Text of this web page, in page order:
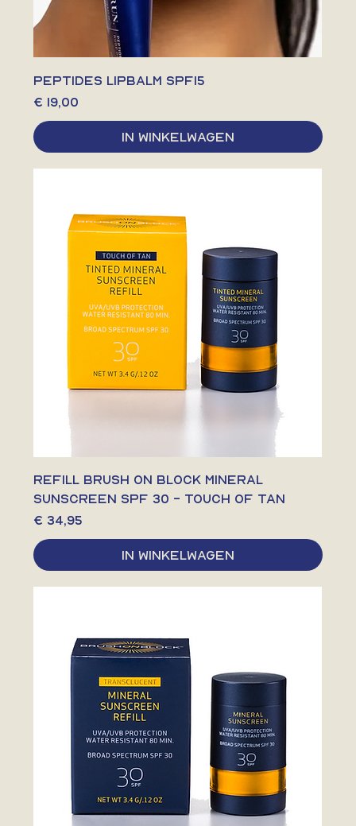
PEPTIDES LIPBALM SPF15
Prijs
€ 19,00
In winkelwagen
Refill Brush On Block Mineral
Sunscreen SPF 30 - Touch of Tan
Prijs
€ 34,95
In winkelwagen